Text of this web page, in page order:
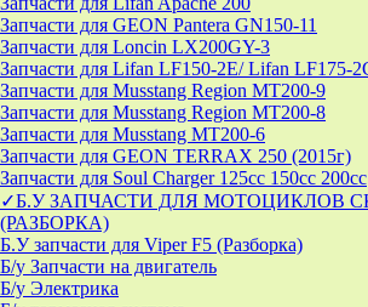
Запчасти для GEON Pantera GN150-11
Запчасти для Loncin LX200GY-3
Запчасти для Lifan LF150-2E/ Lifan LF175-
Запчасти для Musstang Region MT200-9
Запчасти для Musstang Region MT200-8
Запчасти для Musstang MT200-6
Запчасти для GEON TERRAX 250 (2015г)
Запчасти для Soul Charger 125сс 150cc 200сс
✓Б.У ЗАПЧАСТИ ДЛЯ МОТОЦИКЛОВ
(РАЗБОРКА)
Б.У запчасти для Viper F5 (Разборка)
Б/у Запчасти на двигатель
Б/у Электрика